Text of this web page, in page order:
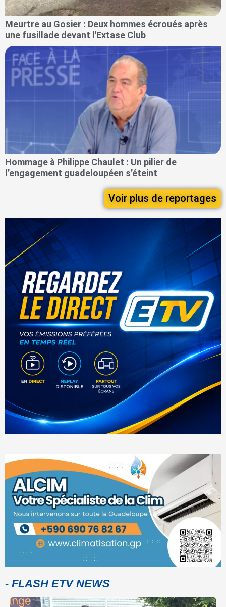
Meurtre au Gosier : Deux hommes écroués après
une fusillade devant l'Extase Club
Hommage à Philippe Chaulet : Un pilier de
l’engagement guadeloupéen s’éteint
Voir plus de reportages
- FLASH ETV NEWS